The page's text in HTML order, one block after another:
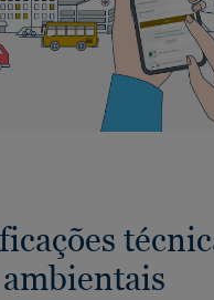
ambientais